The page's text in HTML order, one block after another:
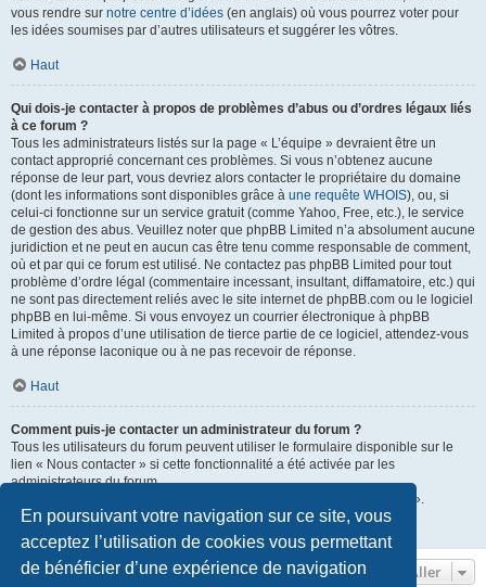
En poursuivant votre navigation sur ce site, vous
acceptez l’utilisation de cookies vous permettant
de bénéficier d’une expérience de navigation
vous rendre sur notre centre d’idées (en anglais) où vous pourrez voter pour
les idées soumises par d’autres utilisateurs et suggérer les vôtres.
Haut
Qui dois-je contacter à propos de problèmes d’abus ou d’ordres légaux liés
à ce forum ?
Tous les administrateurs listés sur la page « L’équipe » devraient être un
contact approprié concernant ces problèmes. Si vous n’obtenez aucune
réponse de leur part, vous devriez alors contacter le propriétaire du domaine
(dont les informations sont disponibles grâce à une requête WHOIS), ou, si
celui-ci fonctionne sur un service gratuit (comme Yahoo, Free, etc.), le service
de gestion des abus. Veuillez noter que phpBB Limited n’a absolument aucune
juridiction et ne peut en aucun cas être tenu comme responsable de comment,
où et par qui ce forum est utilisé. Ne contactez pas phpBB Limited pour tout
problème d’ordre légal (commentaire incessant, insultant, diffamatoire, etc.) qui
ne sont pas directement reliés avec le site internet de phpBB.com ou le logiciel
phpBB en lui-même. Si vous envoyez un courrier électronique à phpBB
Limited à propos d’une utilisation de tierce partie de ce logiciel, attendez-vous
à une réponse laconique ou à ne pas recevoir de réponse.
Haut
Comment puis-je contacter un administrateur du forum ?
Tous les utilisateurs du forum peuvent utiliser le formulaire disponible sur le
lien « Nous contacter » si cette fonctionnalité a été activée par les
administrateurs du forum.
Les membres du forum peuvent également utiliser le lien « L’équipe ».
Aller